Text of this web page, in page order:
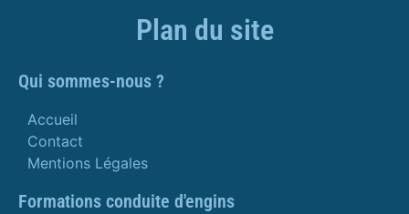
Plan du site
Qui sommes-nous ?
Accueil
Contact
Mentions Légales
Formations conduite d'engins